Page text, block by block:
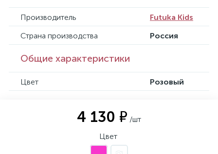
Производитель
Futuka Kids
Страна производства
Россия
Общие характеристики
Цвет Розовый
4 130 ₽ /шт
Цвет